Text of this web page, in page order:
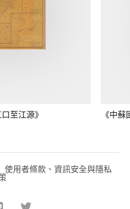
至江源》 《中
使用者條款、資訊安全與隱私